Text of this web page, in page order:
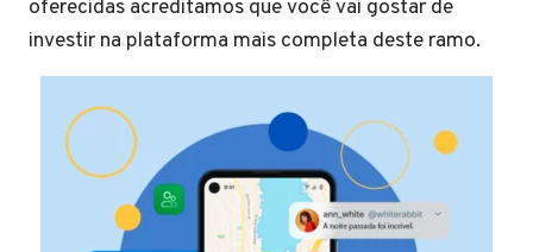
oferecidas acreditamos que você vai gostar de
investir na plataforma mais completa deste ramo.